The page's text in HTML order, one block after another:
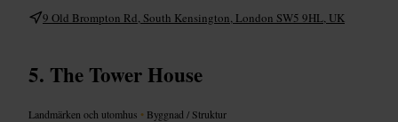
9 Old Brompton Rd, South Kensington, London SW5 9HL, UK
The Tower House
Landmärken och utomhus • Byggnad / Struktur